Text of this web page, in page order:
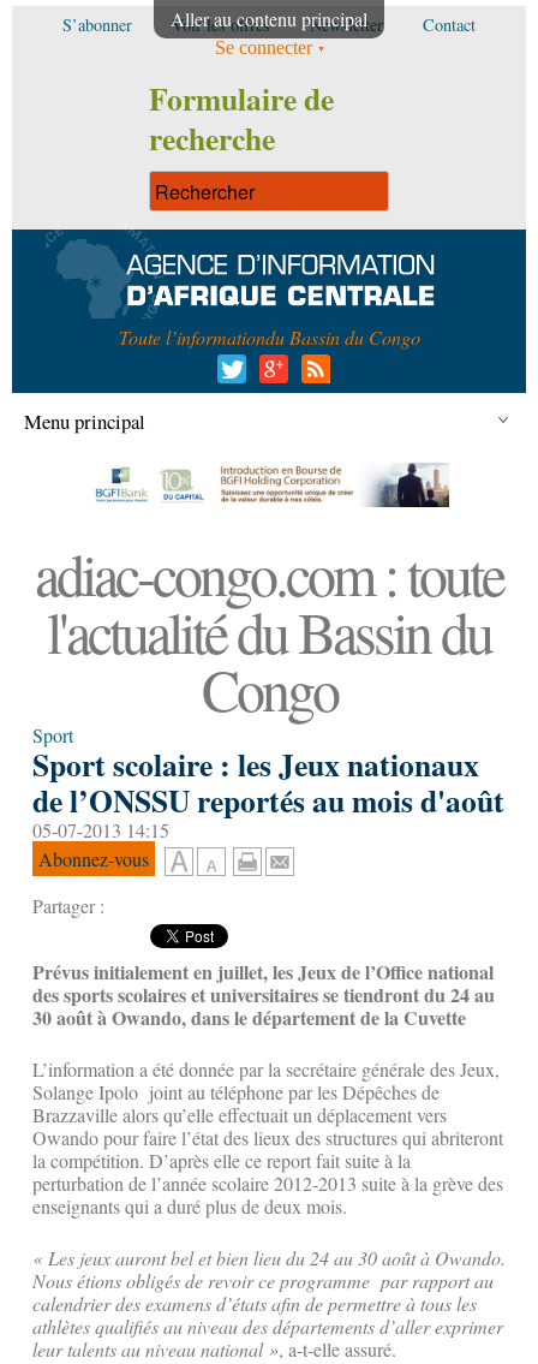
Aller au contenu principal
S’abonner Voir les offres Newsletter Contact
Se connecter
Formulaire de
recherche
Toute l’informationdu Bassin du Congo
Menu principal
adiac-congo.com : toute
l'actualité du Bassin du
Congo
Sport
Sport scolaire : les Jeux nationaux
de l’ONSSU reportés au mois d'août
05-07-2013 14:15
Abonnez-vous
Partager :
Prévus initialement en juillet, les Jeux de l’Office national
des sports scolaires et universitaires se tiendront du 24 au
30 août à Owando, dans le département de la Cuvette
L’information a été donnée par la secrétaire générale des Jeux,
Solange Ipolo joint au téléphone par les Dépêches de
Brazzaville alors qu’elle effectuait un déplacement vers
Owando pour faire l’état des lieux des structures qui abriteront
la compétition. D’après elle ce report fait suite à la
perturbation de l’année scolaire 2012-2013 suite à la grève des
enseignants qui a duré plus de deux mois.
« Les jeux auront bel et bien lieu du 24 au 30 août à Owando.
Nous étions obligés de revoir ce programme par rapport au
calendrier des examens d’états afin de permettre à tous les
athlètes qualifiés au niveau des départements d’aller exprimer
leur talents au niveau national », a-t-elle assuré.